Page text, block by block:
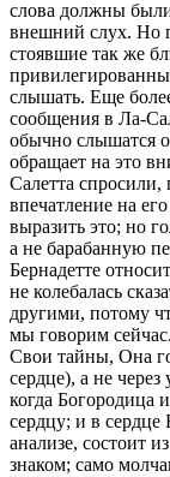
слова должны
внешний слух. Но
стоявшие так же
слышать. Еще
сообщения в Ла-
обычно слышатся
обращает на это
Салетта спросили,
впечатление на
выразить это; но
а не барабанную
Бернадетте
не колебалась
другими, потому
мы говорим
Свои тайны, Она
сердце), а не
когда Богородица
сердцу; и в
анализе, состоит
знаком; само